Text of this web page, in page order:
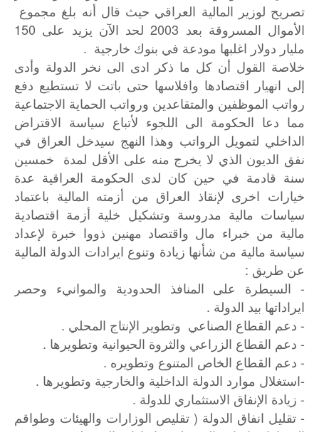
تصريح لوزير المالية العراقي حيث قال أنه بلغ مجموع
الأموال المسروقة بعد 2003 لحد الآن يزيد على 150
مليار دولار اغلبها مودعة في بنوك خارجية .
خلاصة القول أن كل ما ذكر ادى الى نخر الدولة وأدى
إلى انهيار اقتصادها وافلاسها حتى باتت لا تستطيع دفع
رواتب الموظفين والمتقاعدين ورواتب الحماية الاجتماعية
مما دعا الحكومة الى اللجوء لأتباع سياسة الاقتراض
الداخلي لتمويل الرواتب وهذا النهج سيدخل العراق في
نفق الديون الذي لا يخرج منه على الأقل لمدة خمسين
سنة قادمة في حين كان لدى الحكومة العراقية عدة
خيارات اخرى لإنقاذ العراق من أزمته المالية باعتماد
سياسات مالية مدروسة وتشكيل خلية أزمة اقتصادية
مالية من خبراء مال واقتصاد مهنين ذووا خبرة لإعداد
سياسة مالية من شأنها زيادة وتنوع ايرادات الدولة المالية
عن طريق :
- السيطرة على المنافذ الحدودية والموانيء وحصر
ايراداتها بيد الدولة .
- دعم القطاع الصناعي وتطوير الإنتاج المحلي .
- دعم القطاع الزراعي والثروة الحيوانية وتطويرها .
- دعم القطاع الخاص المتنوع وتطويره .
-استغلال موارد الدولة الداخلية والخارجية وتطويرها .
- زيادة الإنفاق الاستثماري للدولة .
- تقليل انفاق الدولة ( تقليص الوزارات والهيئات وطواقم